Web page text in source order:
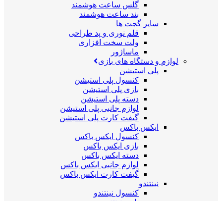
گلس ساعت هوشمند
بند ساعت هوشمند
سایر گجت ها
قلم نوری و پد طراحی
ولت سخت افزاری
ماساژور
لوازم و دستگاه های بازی
پلی استیشن
کنسول پلی استیشن
بازی پلی استیشن
دسته پلی استیشن
لوازم جانبی پلی استیشن
گیفت کارت پلی استیشن
ایکس باکس
کنسول ایکس باکس
بازی ایکس باکس
دسته ایکس باکس
لوازم جانبی ایکس باکس
گیفت کارت ایکس باکس
نینتندو
کنسول نینتندو